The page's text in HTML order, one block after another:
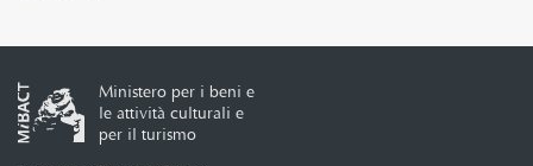
Ministero per i beni e
le attività culturali e
per il turismo